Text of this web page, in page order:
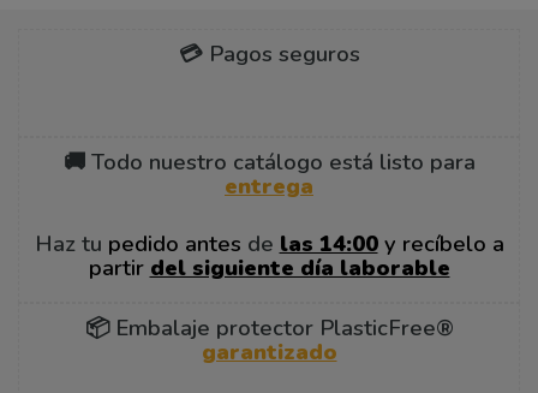
💳 Pagos seguros
🚚 Todo nuestro catálogo está listo para
entrega
Haz tu pedido antes de las 14:00 y recíbelo a
partir del siguiente día laborable
📦 Embalaje protector PlasticFree®
garantizado